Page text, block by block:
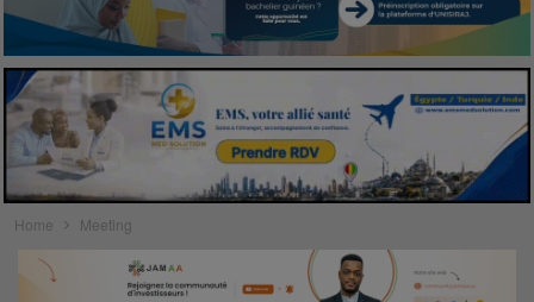
Home Meeting